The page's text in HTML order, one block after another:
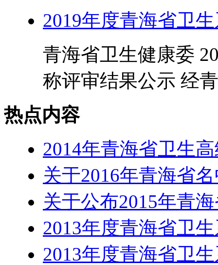
2019年度青海省卫
青海省卫生健康委
称评审结果公示 经
热点内容
2014年青海省卫生
关于2016年青海省
关于公布2015年青
2013年度青海省卫
2013年度青海省卫